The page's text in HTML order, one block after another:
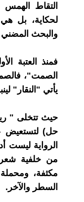
التقاط
لحكاية، بل
والبحث المضني
ف​منذ العتبة
الصمت"،
يأتي "النقار"
حيث ​تتخلى "
حل) لتستعيض
الرواية ليست
من خلفية
مكثفة،
السطر والآخر.